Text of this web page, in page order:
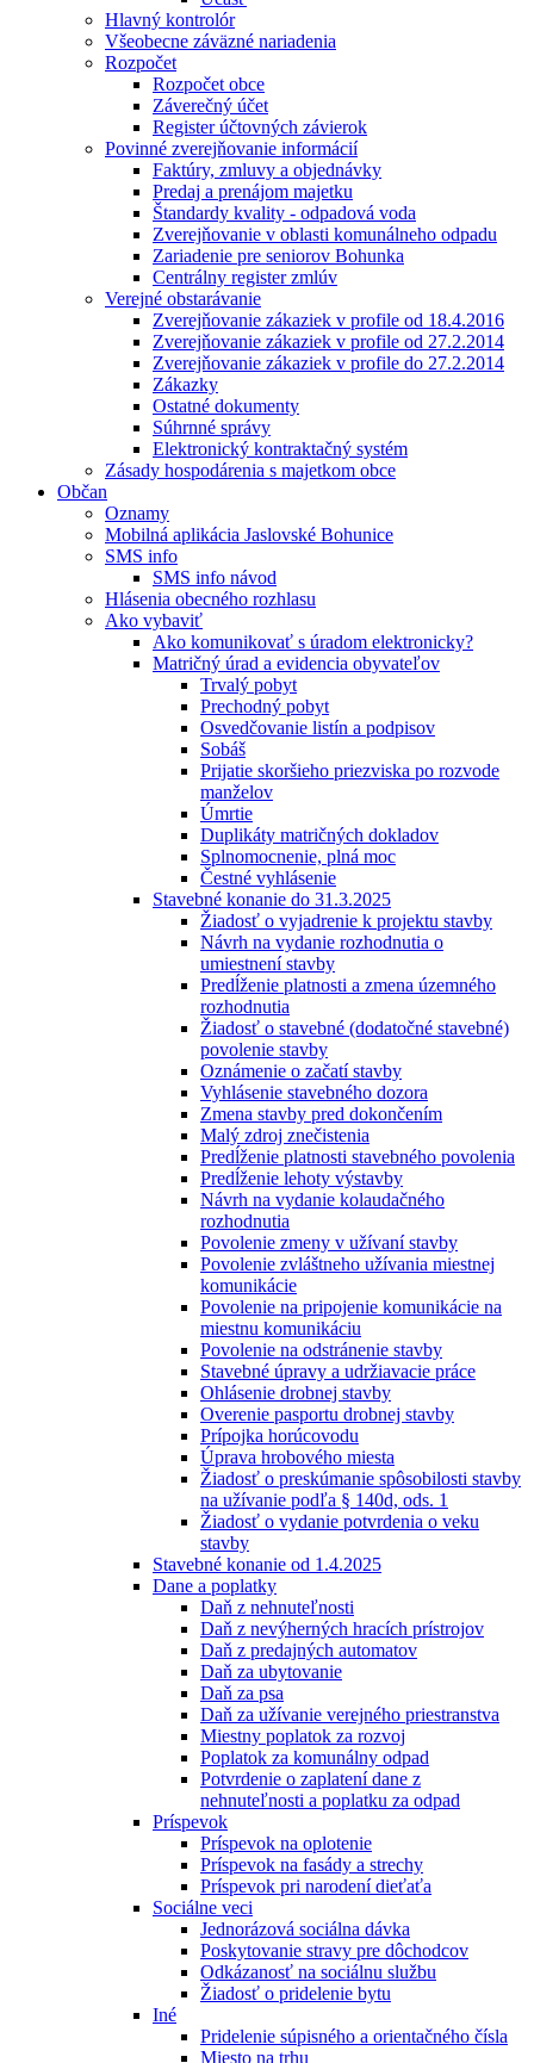
Hlavný kontrolór
Všeobecne záväzné nariadenia
Rozpočet
Rozpočet obce
Záverečný účet
Register účtovných závierok
Povinné zverejňovanie informácií
Faktúry, zmluvy a objednávky
Predaj a prenájom majetku
Štandardy kvality - odpadová voda
Zverejňovanie v oblasti komunálneho odpadu
Zariadenie pre seniorov Bohunka
Centrálny register zmlúv
Verejné obstarávanie
Zverejňovanie zákaziek v profile od 18.4.2016
Zverejňovanie zákaziek v profile od 27.2.2014
Zverejňovanie zákaziek v profile do 27.2.2014
Zákazky
Ostatné dokumenty
Súhrnné správy
Elektronický kontraktačný systém
Zásady hospodárenia s majetkom obce
Občan
Oznamy
Mobilná aplikácia Jaslovské Bohunice
SMS info
SMS info návod
Hlásenia obecného rozhlasu
Ako vybaviť
Ako komunikovať s úradom elektronicky?
Matričný úrad a evidencia obyvateľov
Trvalý pobyt
Prechodný pobyt
Osvedčovanie listín a podpisov
Sobáš
Prijatie skoršieho priezviska po rozvode
manželov
Úmrtie
Duplikáty matričných dokladov
Splnomocnenie, plná moc
Čestné vyhlásenie
Stavebné konanie do 31.3.2025
Žiadosť o vyjadrenie k projektu stavby
Návrh na vydanie rozhodnutia o
umiestnení stavby
Predĺženie platnosti a zmena územného
rozhodnutia
Žiadosť o stavebné (dodatočné stavebné)
povolenie stavby
Oznámenie o začatí stavby
Vyhlásenie stavebného dozora
Zmena stavby pred dokončením
Malý zdroj znečistenia
Predĺženie platnosti stavebného povolenia
Predĺženie lehoty výstavby
Návrh na vydanie kolaudačného
rozhodnutia
Povolenie zmeny v užívaní stavby
Povolenie zvláštneho užívania miestnej
komunikácie
Povolenie na pripojenie komunikácie na
miestnu komunikáciu
Povolenie na odstránenie stavby
Stavebné úpravy a udržiavacie práce
Ohlásenie drobnej stavby
Overenie pasportu drobnej stavby
Prípojka horúcovodu
Úprava hrobového miesta
Žiadosť o preskúmanie spôsobilosti stavby
na užívanie podľa § 140d, ods. 1
Žiadosť o vydanie potvrdenia o veku
stavby
Stavebné konanie od 1.4.2025
Dane a poplatky
Daň z nehnuteľnosti
Daň z nevýherných hracích prístrojov
Daň z predajných automatov
Daň za ubytovanie
Daň za psa
Daň za užívanie verejného priestranstva
Miestny poplatok za rozvoj
Poplatok za komunálny odpad
Potvrdenie o zaplatení dane z
nehnuteľnosti a poplatku za odpad
Príspevok
Príspevok na oplotenie
Príspevok na fasády a strechy
Príspevok pri narodení dieťaťa
Sociálne veci
Jednorázová sociálna dávka
Poskytovanie stravy pre dôchodcov
Odkázanosť na sociálnu službu
Žiadosť o pridelenie bytu
Iné
Pridelenie súpisného a orientačného čísla
Miesto na trhu